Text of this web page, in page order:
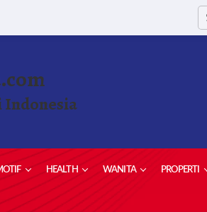
HEALTH WANITA PROPERTI